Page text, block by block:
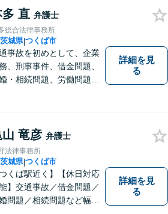
多 直 弁護士
総合法律事務所
茨城県|つくば市
事故を初めとして、企業
、刑事事件、借金問題、
・相続問題、労働問題そ
迅速・丁寧な事件処理を
けています。
詳細を見
る
山 竜彦 弁護士
法律事務所
茨城県|つくば市
つくば駅近く】【休日対応
】交通事故／借金問題／
問題／相続問題など幅広
詳細を見
る